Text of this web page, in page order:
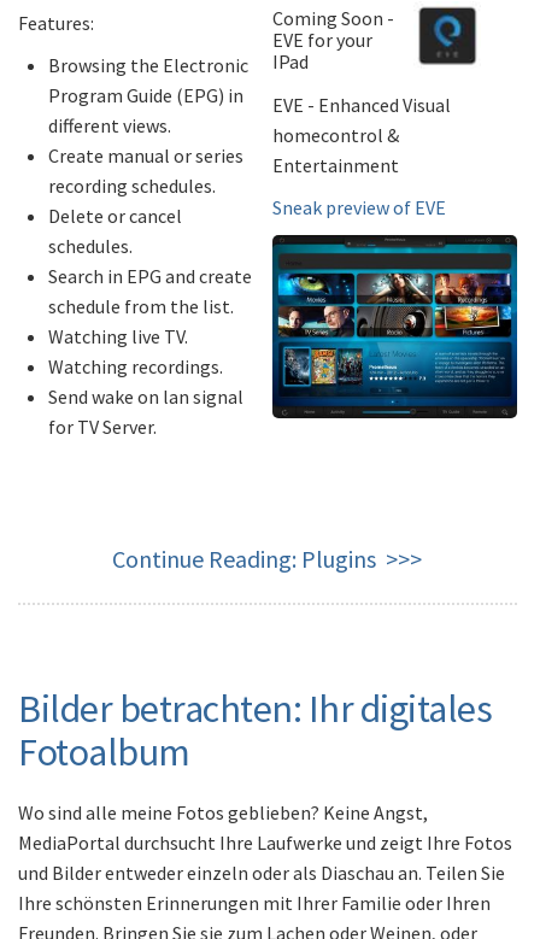
Features:
Browsing the Electronic
Program Guide (EPG) in
different views.
Create manual or series
recording schedules.
Delete or cancel
schedules.
Search in EPG and create
schedule from the list.
Watching live TV.
Watching recordings.
Send wake on lan signal
for TV Server.
Coming Soon -
EVE for your
IPad
EVE - Enhanced Visual
homecontrol &
Entertainment
Sneak preview of EVE
Continue Reading: Plugins >>>
Bilder betrachten: Ihr digitales
Fotoalbum
Wo sind alle meine Fotos geblieben? Keine Angst,
MediaPortal durchsucht Ihre Laufwerke und zeigt Ihre Fotos
und Bilder entweder einzeln oder als Diaschau an. Teilen Sie
Ihre schönsten Erinnerungen mit Ihrer Familie oder Ihren
Freunden. Bringen Sie sie zum Lachen oder Weinen, oder